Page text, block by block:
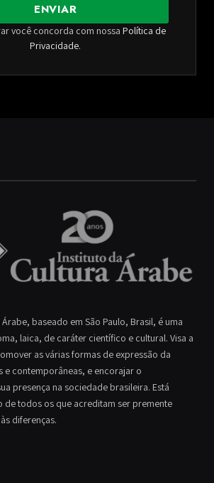
ENVIAR
você concorda com nossa Política de
Privacidade.
baseado em São Paulo, Brasil, é uma
laica, de caráter científico e cultural. Visa a
as várias formas de expressão da
e contemporâneas, e encorajar o
presença na sociedade brasileira. Está
de todos os que acreditam ser premente
diferenças.